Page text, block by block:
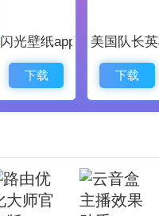
近词、拼音转单词等
文词库，保证您自由
体文件。不用拷贝、
一键如愿。网上搜
闪光壁纸app安卓最新版
下载
美国队长
下载